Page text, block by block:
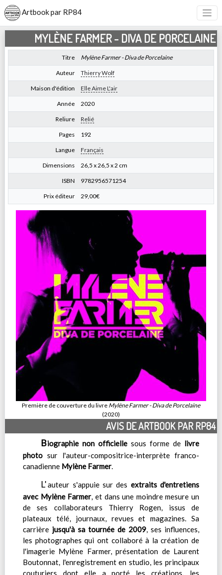
Artbook par RP84
MYLÈNE FARMER - DIVA DE PORCELAINE
Titre Mylène Farmer - Diva de Porcelaine
Auteur Thierry Wolf
Maison d'édition Elle Aime L'air
Année 2020
Reliure Relié
Pages 192
Langue Français
Dimensions 26,5 x 26,5 x 2 cm
ISBN 9782956571254
Prix éditeur 29,00€
Première de couverture du livre Mylène Farmer - Diva de Porcelaine
(2020)
AVIS DE ARTBOOK PAR RP84
Biographie non officielle sous forme de livre
photo sur l'auteur-compositrice-interprète franco-
canadienne Mylène Farmer.
L'auteur s'appuie sur des extraits d'entretiens
avec Mylène Farmer, et dans une moindre mesure un
de ses collaborateurs Thierry Rogen, issus de
plateaux télé, journaux, revues et magazines. Sa
carrière jusqu'à sa tournée de 2009, ses influences,
les photographes qui ont collaboré à la création de
l'imagerie Mylène Farmer, présentation de Laurent
Boutonnat, l'enregistrement en studio, les principaux
couturiers dont elle a porté les créations, les